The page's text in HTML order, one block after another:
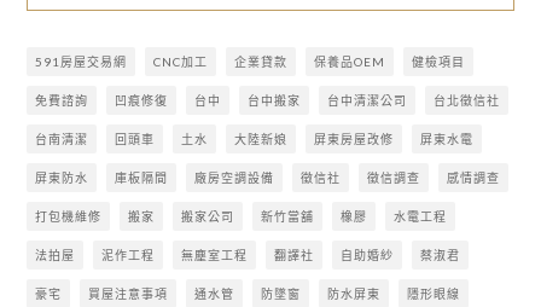
591房屋交易網 CNC加工 企業貸款 保養品OEM 健檢項目
免費諮詢 凹痕修復 台中 台中搬家 台中清潔公司 台北徵信社
台南清潔 回頭車 土水 大陸新娘 屏東房屋改修 屏東水電
屏東防水 庫板隔間 廠房空調設備 徵信社 徵信調查 感情調查
打包機維修 搬家 搬家公司 新竹當舖 橡膠 水電工程
法拍屋 泥作工程 無塵室工程 翻譯社 自助婚紗 蔡淑君
豪宅 買屋注意事項 通水管 防墜窗 防水屏東 隱形眼線